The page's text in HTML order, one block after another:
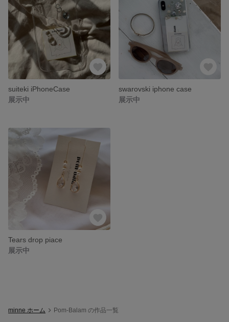
suiteki iPhoneCase
展示中
swarovski iphone case
展示中
Tears drop piace
展示中
minne ホーム Pom-Balam の作品一覧